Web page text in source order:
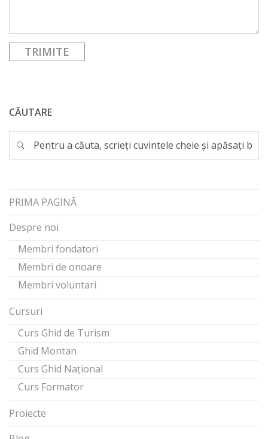
CĂUTARE
PRIMA PAGINĂ
Despre noi
Membri fondatori
Membri de onoare
Membri voluntari
Cursuri
Curs Ghid de Turism
Ghid Montan
Curs Ghid Național
Curs Formator
Proiecte